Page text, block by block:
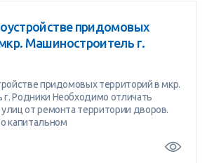
придомовых
Машиностроитель г.
придомовых территорий в мкр.
Родники Необходимо отличать
от ремонта территории дворов.
капитальном